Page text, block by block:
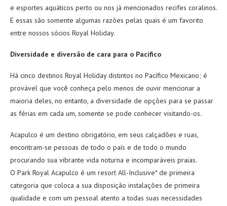
e esportes aquáticos perto ou nos já mencionados recifes coralinos.
E essas são somente algumas razões pelas quais é um favorito
entre nossos sócios Royal Holiday.
Diversidade e diversão de cara para o Pacífico
Há cinco destinos Royal Holiday distintos no Pacífico Mexicano; é
provável que você conheça pelo menos de ouvir mencionar a
maioria deles, no entanto, a diversidade de opções para se passar
as férias em cada um, somente se pode conhecer visitando-os.
Acapulco é um destino obrigatório, em seus calçadões e ruas,
encontram-se pessoas de todo o país e de todo o mundo
procurando sua vibrante vida noturna e incomparáveis praias.
O Park Royal Acapulco é um resort All-Inclusive* de primeira
categoria que coloca a sua disposição instalações de primeira
qualidade e com um pessoal atento a todas suas necessidades